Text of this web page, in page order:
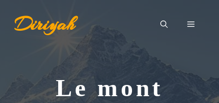
contenuDiriyah Menu
Le mont